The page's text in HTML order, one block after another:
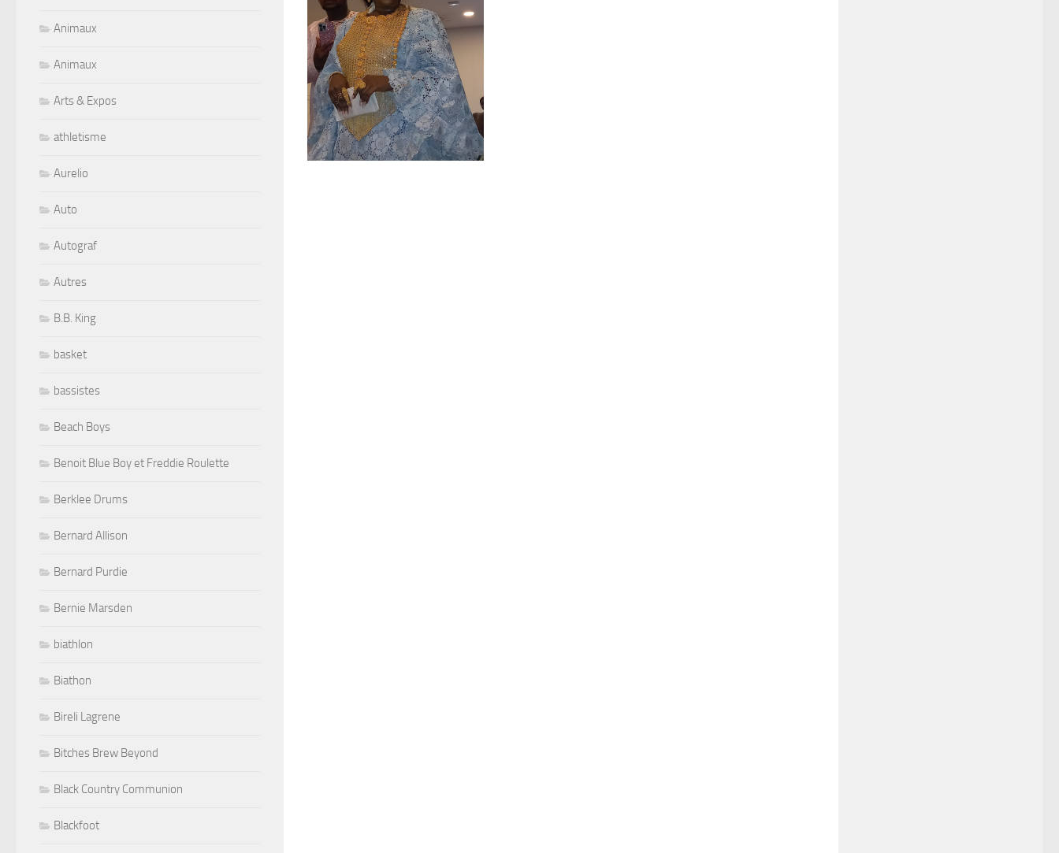
Animaux
Animaux
Arts & Expos
athletisme
Aurelio
Auto
Autograf
Autres
B.B. King
basket
bassistes
Beach Boys
Benoit Blue Boy et Freddie Roulette
Berklee Drums
Bernard Allison
Bernard Purdie
Bernie Marsden
biathlon
Biathon
Bireli Lagrene
Bitches Brew Beyond
Black Country Communion
Blackfoot